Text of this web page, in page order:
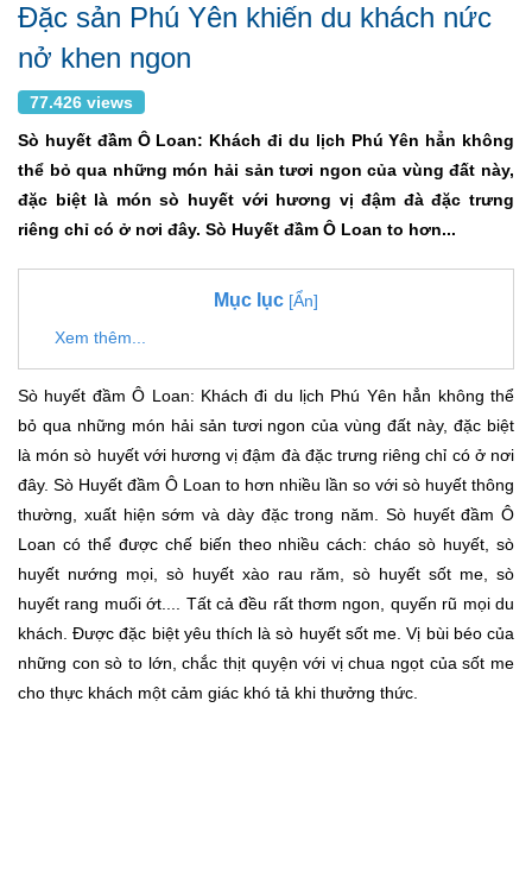
Đặc sản Phú Yên khiến du khách nức
nở khen ngon
77.426 views
Sò huyết đầm Ô Loan: Khách đi du lịch Phú Yên hẳn không
thể bỏ qua những món hải sản tươi ngon của vùng đất này,
đặc biệt là món sò huyết với hương vị đậm đà đặc trưng
riêng chỉ có ở nơi đây. Sò Huyết đầm Ô Loan to hơn...
Mục lục [Ẩn]
Xem thêm...
Sò huyết đầm Ô Loan: Khách đi du lịch Phú Yên hẳn không thể
bỏ qua những món hải sản tươi ngon của vùng đất này, đặc biệt
là món sò huyết với hương vị đậm đà đặc trưng riêng chỉ có ở nơi
đây. Sò Huyết đầm Ô Loan to hơn nhiều lần so với sò huyết thông
thường, xuất hiện sớm và dày đặc trong năm. Sò huyết đầm Ô
Loan có thể được chế biến theo nhiều cách: cháo sò huyết, sò
huyết nướng mọi, sò huyết xào rau răm, sò huyết sốt me, sò
huyết rang muối ớt.... Tất cả đều rất thơm ngon, quyến rũ mọi du
khách. Được đặc biệt yêu thích là sò huyết sốt me. Vị bùi béo của
những con sò to lớn, chắc thịt quyện với vị chua ngọt của sốt me
cho thực khách một cảm giác khó tả khi thưởng thức.